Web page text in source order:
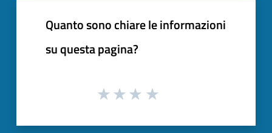
Quanto sono chiare le informazioni
su questa pagina?